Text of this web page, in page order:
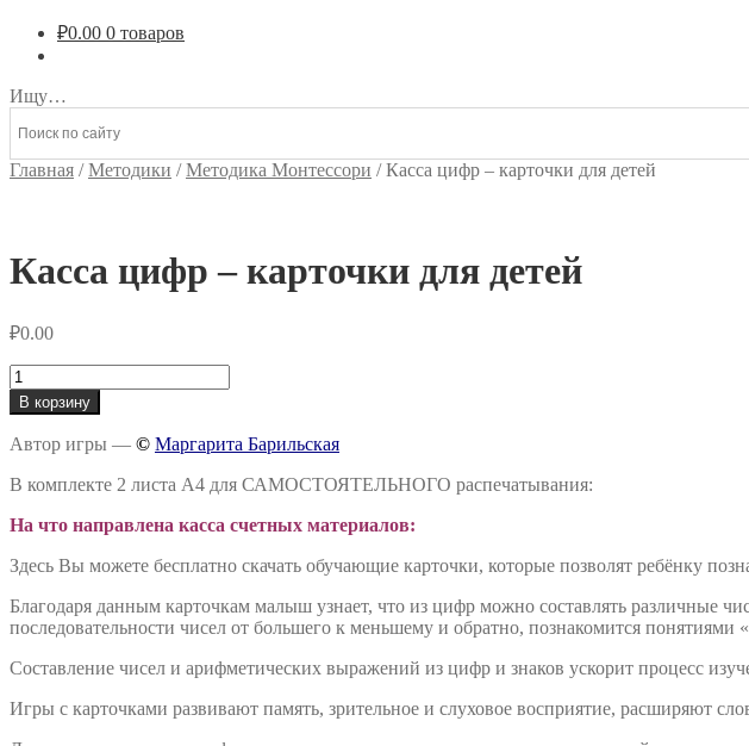
₽0.00 0 товаров
Ищу…
Главная /Методики /Методика Монтессори /Касса цифр – карточки для детей
Касса цифр – карточки для детей
₽0.00
Количество
товара
Касса
цифр
карточки
детей
В корзину
Автор игры — © Маргарита Барильская
В комплекте 2 листа А4 для САМОСТОЯТЕЛЬНОГО распечатывания:
На что направлена касса счетных материалов:
Здесь Вы можете бесплатно скачать обучающие карточки, которые позволят ребёнку
Благодаря данным карточкам малыш узнает, что из цифр можно составлять различные
последовательности чисел от большего к меньшему и обратно, познакомится понятиями
Составление чисел и арифметических выражений из цифр и знаков ускорит процесс
Игры с карточками развивают память, зрительное и слуховое восприятие, расширяют